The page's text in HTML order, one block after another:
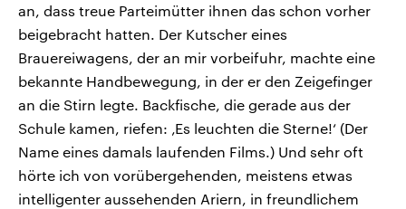
an, dass treue Parteimütter ihnen das schon vorher
beigebracht hatten. Der Kutscher eines
Brauereiwagens, der an mir vorbeifuhr, machte eine
bekannte Handbewegung, in der er den Zeigefinger
an die Stirn legte. Backfische, die gerade aus der
Schule kamen, riefen: ‚Es leuchten die Sterne!‘ (Der
Name eines damals laufenden Films.) Und sehr oft
hörte ich von vorübergehenden, meistens etwas
intelligenter aussehenden Ariern, in freundlichem